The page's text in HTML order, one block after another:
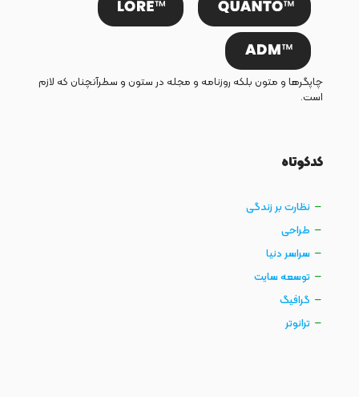
چاپگرها و متون بلکه روزنامه و مجله در ستون و سطرآنچنان که لازم
است.
کدکوتاه
نظارت بر زندگی
طراحی
سراسر دنیا
توسعه سایت
گرافیگ
ترانوتر